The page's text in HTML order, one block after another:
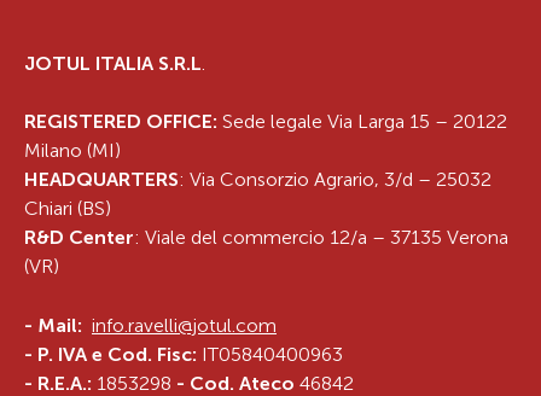
JOTUL ITALIA S.R.L.
REGISTERED OFFICE: Sede legale Via Larga 15 – 20122
Milano (MI)
HEADQUARTERS: Via Consorzio Agrario, 3/d – 25032
Chiari (BS)
R&D Center: Viale del commercio 12/a – 37135 Verona
(VR)
- Mail: info.ravelli@jotul.com
- P. IVA e Cod. Fisc: IT05840400963
- R.E.A.: 1853298 - Cod. Ateco 46842